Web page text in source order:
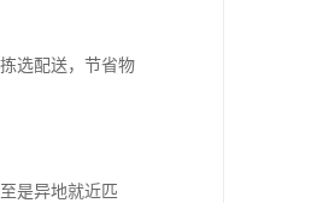
选配送，节省物
是异地就近匹